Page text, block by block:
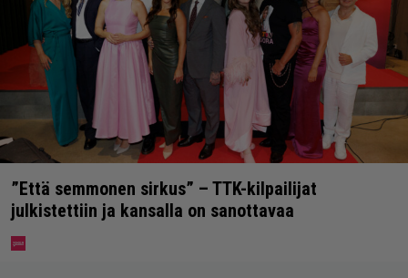
”Että semmonen sirkus” – TTK-kilpailijat
julkistettiin ja kansalla on sanottavaa